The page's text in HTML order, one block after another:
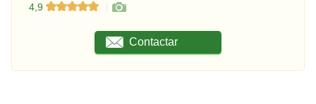
4,9
Contactar